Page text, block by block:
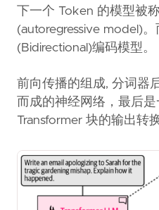
下一个 Token 的模型被
(autoregressive model)
(Bidirectional)编码模型。
前向传播的组成, 分词器
而成的神经网络，最后
Transformer 块的输出转